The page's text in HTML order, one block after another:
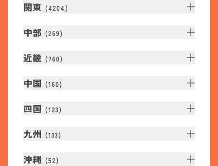
関東 (4204 )
中部 (269)
近畿 (760)
中国 (160)
四国 (123)
九州 (133)
沖縄 (52)